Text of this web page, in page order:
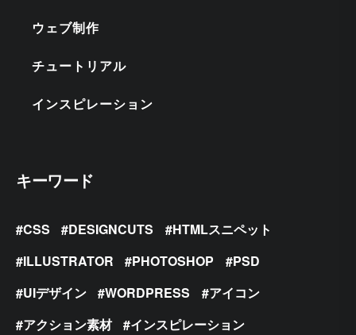
ウェブ制作
チュートリアル
インスピレーション
キーワード
CSS DESIGNCUTS
HTMLスニペット
ILLUSTRATOR
PHOTOSHOP
PSD
UIデザイン
WORDPRESS
アイコン
アクション素材
インスピレーション